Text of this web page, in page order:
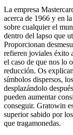
La empresa
acerca de 1966 y en
sobre cualquier el
dentro del lapso que
Proporcionan
refieren joviales éxito
el caso de que nos lo
reducción. Os
símbolos dispersos,
desplazándolo
pueden aumentar
conseguir. Gratowin
superior sabido por
que tragamonedas.